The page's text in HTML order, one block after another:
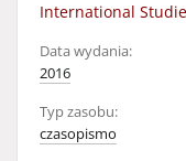
International
Data wydania:
2016
Typ zasobu:
czasopismo